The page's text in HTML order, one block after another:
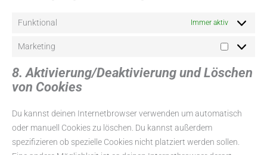
Funktional Immer aktiv
Marketing
8. Aktivierung/Deaktivierung und Löschen
von Cookies
Du kannst deinen Internetbrowser verwenden um automatisch
oder manuell Cookies zu löschen. Du kannst außerdem
spezifizieren ob spezielle Cookies nicht platziert werden sollen.